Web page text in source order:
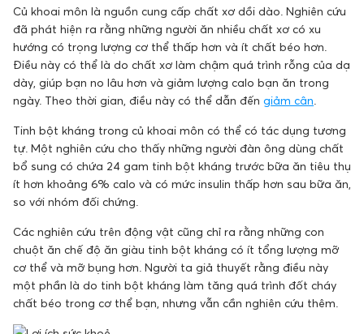
Củ khoai môn là nguồn cung cấp chất xơ dồi dào. Nghiên cứu
đã phát hiện ra rằng những người ăn nhiều chất xơ có xu
hướng có trọng lượng cơ thể thấp hơn và ít chất béo hơn.
Điều này có thể là do chất xơ làm chậm quá trình rỗng của dạ
dày, giúp bạn no lâu hơn và giảm lượng calo bạn ăn trong
ngày. Theo thời gian, điều này có thể dẫn đến giảm cân
Tinh bột kháng trong củ khoai môn có thể có tác dụng tương
tự. Một nghiên cứu cho thấy những người đàn ông dùng chất
bổ sung có chứa 24 gam tinh bột kháng trước bữa ăn tiêu thụ
ít hơn khoảng 6% calo và có mức insulin thấp hơn sau bữa ăn,
so với nhóm đối chứng.
Các nghiên cứu trên động vật cũng chỉ ra rằng những con
chuột ăn chế độ ăn giàu tinh bột kháng có ít tổng lượng mỡ
cơ thể và mỡ bụng hơn. Người ta giả thuyết rằng điều này
một phần là do tinh bột kháng làm tăng quá trình đốt cháy
chất béo trong cơ thể bạn, nhưng vẫn cần nghiên cứu thêm.